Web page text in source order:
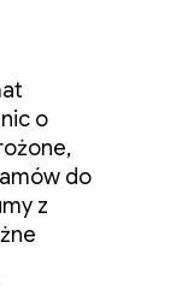
o
do
z